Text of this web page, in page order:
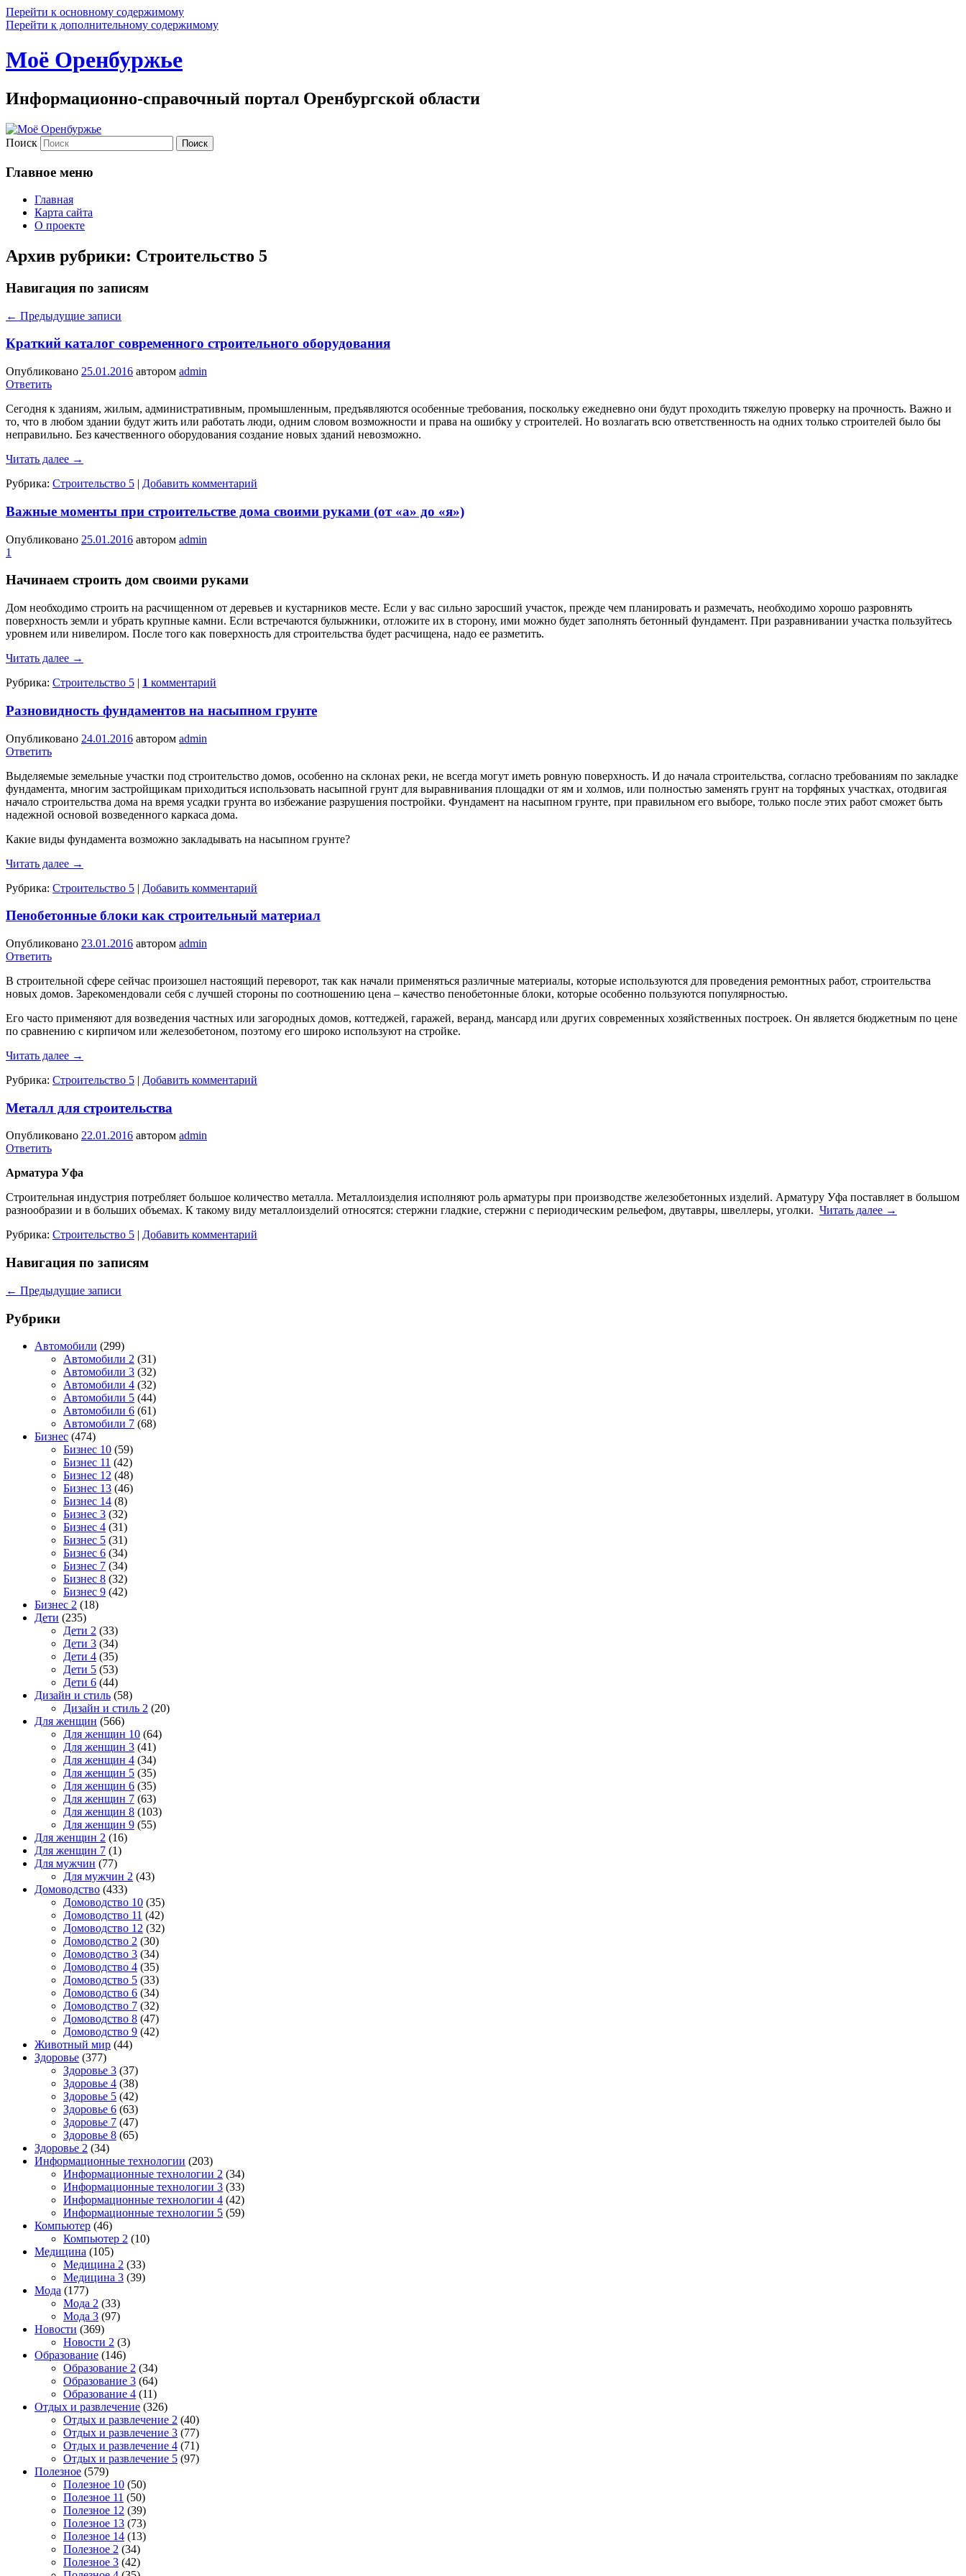
Перейти к основному содержимому
Перейти к дополнительному содержимому
Моё Оренбуржье
Информационно-справочный портал Оренбургской области
Поиск
Главное меню
Главная
Карта сайта
О проекте
Архив рубрики: Строительство 5
Навигация по записям
← Предыдущие записи
Краткий каталог современного строительного оборудования
Опубликовано 25.01.2016 автором admin
Ответить
Сегодня к зданиям, жилым, административным, промышленным, предъявляются особенные требования, поскольку ежедневно они будут проходить тяжелую проверку на прочность. Важно и
то, что в любом здании будут жить или работать люди, одним словом возможности и права на ошибку у строителей. Но возлагать всю ответственность на одних только строителей было бы
неправильно. Без качественного оборудования создание новых зданий невозможно.
Читать далее →
Рубрика: Строительство 5 | Добавить комментарий
Важные моменты при строительстве дома своими руками (от «а» до «я»)
Опубликовано 25.01.2016 автором admin
1
Начинаем строить дом своими руками
Дом необходимо строить на расчищенном от деревьев и кустарников месте. Если у вас сильно заросший участок, прежде чем планировать и размечать, необходимо хорошо разровнять
поверхность земли и убрать крупные камни. Если встречаются булыжники, отложите их в сторону, ими можно будет заполнять бетонный фундамент. При разравнивании участка пользуйтесь
уровнем или нивелиром. После того как поверхность для строительства будет расчищена, надо ее разметить.
Читать далее →
Рубрика: Строительство 5 | 1 комментарий
Разновидность фундаментов на насыпном грунте
Опубликовано 24.01.2016 автором admin
Ответить
Выделяемые земельные участки под строительство домов, особенно на склонах реки, не всегда могут иметь ровную поверхность. И до начала строительства, согласно требованиям по закладке
фундамента, многим застройщикам приходиться использовать насыпной грунт для выравнивания площадки от ям и холмов, или полностью заменять грунт на торфяных участках, отодвигая
начало строительства дома на время усадки грунта во избежание разрушения постройки. Фундамент на насыпном грунте, при правильном его выборе, только после этих работ сможет быть
надежной основой возведенного каркаса дома.
Какие виды фундамента возможно закладывать на насыпном грунте?
Читать далее →
Рубрика: Строительство 5 | Добавить комментарий
Пенобетонные блоки как строительный материал
Опубликовано 23.01.2016 автором admin
Ответить
В строительной сфере сейчас произошел настоящий переворот, так как начали применяться различные материалы, которые используются для проведения ремонтных работ, строительства
новых домов. Зарекомендовали себя с лучшей стороны по соотношению цена – качество пенобетонные блоки, которые особенно пользуются популярностью.
Его часто применяют для возведения частных или загородных домов, коттеджей, гаражей, веранд, мансард или других современных хозяйственных построек. Он является бюджетным по цене
по сравнению с кирпичом или железобетоном, поэтому его широко используют на стройке.
Читать далее →
Рубрика: Строительство 5 | Добавить комментарий
Металл для строительства
Опубликовано 22.01.2016 автором admin
Ответить
Арматура Уфа
Строительная индустрия потребляет большое количество металла. Металлоизделия исполняют роль арматуры при производстве железобетонных изделий. Арматуру Уфа поставляет в большом
разнообразии и в больших объемах. К такому виду металлоизделий относятся: стержни гладкие, стержни с периодическим рельефом, двутавры, швеллеры, уголки. Читать далее →
Рубрика: Строительство 5 | Добавить комментарий
Навигация по записям
← Предыдущие записи
Рубрики
Автомобили (299)
Автомобили 2 (31)
Автомобили 3 (32)
Автомобили 4 (32)
Автомобили 5 (44)
Автомобили 6 (61)
Автомобили 7 (68)
Бизнес (474)
Бизнес 10 (59)
Бизнес 11 (42)
Бизнес 12 (48)
Бизнес 13 (46)
Бизнес 14 (8)
Бизнес 3 (32)
Бизнес 4 (31)
Бизнес 5 (31)
Бизнес 6 (34)
Бизнес 7 (34)
Бизнес 8 (32)
Бизнес 9 (42)
Бизнес 2 (18)
Дети (235)
Дети 2 (33)
Дети 3 (34)
Дети 4 (35)
Дети 5 (53)
Дети 6 (44)
Дизайн и стиль (58)
Дизайн и стиль 2 (20)
Для женщин (566)
Для женщин 10 (64)
Для женщин 3 (41)
Для женщин 4 (34)
Для женщин 5 (35)
Для женщин 6 (35)
Для женщин 7 (63)
Для женщин 8 (103)
Для женщин 9 (55)
Для женщин 2 (16)
Для женщин 7 (1)
Для мужчин (77)
Для мужчин 2 (43)
Домоводство (433)
Домоводство 10 (35)
Домоводство 11 (42)
Домоводство 12 (32)
Домоводство 2 (30)
Домоводство 3 (34)
Домоводство 4 (35)
Домоводство 5 (33)
Домоводство 6 (34)
Домоводство 7 (32)
Домоводство 8 (47)
Домоводство 9 (42)
Животный мир (44)
Здоровье (377)
Здоровье 3 (37)
Здоровье 4 (38)
Здоровье 5 (42)
Здоровье 6 (63)
Здоровье 7 (47)
Здоровье 8 (65)
Здоровье 2 (34)
Информационные технологии (203)
Информационные технологии 2 (34)
Информационные технологии 3 (33)
Информационные технологии 4 (42)
Информационные технологии 5 (59)
Компьютер (46)
Компьютер 2 (10)
Медицина (105)
Медицина 2 (33)
Медицина 3 (39)
Мода (177)
Мода 2 (33)
Мода 3 (97)
Новости (369)
Новости 2 (3)
Образование (146)
Образование 2 (34)
Образование 3 (64)
Образование 4 (11)
Отдых и развлечение (326)
Отдых и развлечение 2 (40)
Отдых и развлечение 3 (77)
Отдых и развлечение 4 (71)
Отдых и развлечение 5 (97)
Полезное (579)
Полезное 10 (50)
Полезное 11 (50)
Полезное 12 (39)
Полезное 13 (73)
Полезное 14 (13)
Полезное 2 (34)
Полезное 3 (42)